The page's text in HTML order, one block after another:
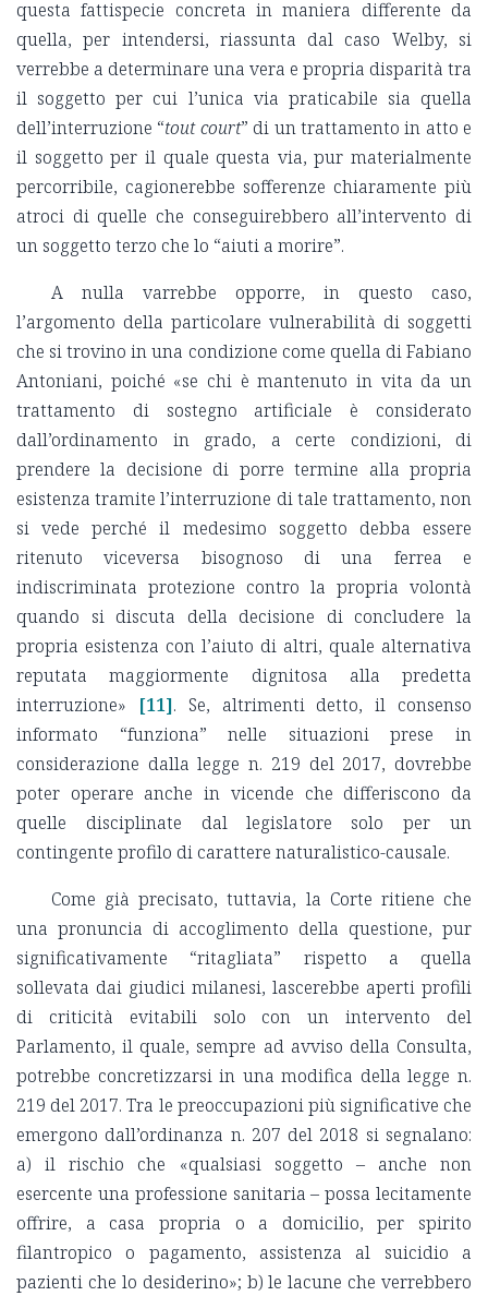
questa fattispecie concreta in maniera differente da
quella, per intendersi, riassunta dal caso Welby, si
verrebbe a determinare una vera e propria disparità tra
il soggetto per cui l’unica via praticabile sia quella
dell’interruzione “tout court” di un trattamento in atto e
il soggetto per il quale questa via, pur materialmente
percorribile, cagionerebbe sofferenze chiaramente più
atroci di quelle che conseguirebbero all’intervento di
un soggetto terzo che lo “aiuti a morire”.
A nulla varrebbe opporre, in questo caso,
l’argomento della particolare vulnerabilità di soggetti
che si trovino in una condizione come quella di Fabiano
Antoniani, poiché «se chi è mantenuto in vita da un
trattamento di sostegno artificiale è considerato
dall’ordinamento in grado, a certe condizioni, di
prendere la decisione di porre termine alla propria
esistenza tramite l’interruzione di tale trattamento, non
si vede perché il medesimo soggetto debba essere
ritenuto viceversa bisognoso di una ferrea e
indiscriminata protezione contro la propria volontà
quando si discuta della decisione di concludere la
propria esistenza con l’aiuto di altri, quale alternativa
reputata maggiormente dignitosa alla predetta
interruzione»
[11]. Se, altrimenti detto, il consenso
informato “funziona” nelle situazioni prese in
considerazione dalla legge n. 219 del 2017, dovrebbe
poter operare anche in vicende che differiscono da
quelle disciplinate dal legislatore solo per un
contingente profilo di carattere naturalistico-causale.
Come già precisato, tuttavia, la Corte ritiene che
una pronuncia di accoglimento della questione, pur
significativamente “ritagliata” rispetto a quella
sollevata dai giudici milanesi, lascerebbe aperti profili
di criticità evitabili solo con un intervento del
Parlamento, il quale, sempre ad avviso della Consulta,
potrebbe concretizzarsi in una modifica della legge n.
219 del 2017. Tra le preoccupazioni più significative che
emergono dall’ordinanza n. 207 del 2018 si segnalano:
a) il rischio che «qualsiasi soggetto – anche non
esercente una professione sanitaria – possa lecitamente
offrire, a casa propria o a domicilio, per spirito
filantropico o pagamento, assistenza al suicidio a
pazienti che lo desiderino»; b) le lacune che verrebbero